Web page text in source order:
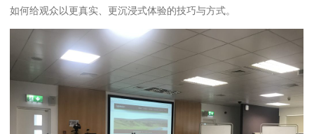
如何给观众以更真实、更沉浸式体验的技巧与方式。